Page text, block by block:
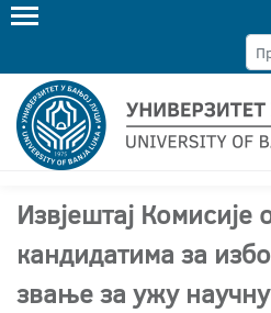
Извјештај
кандидатима за
звање за ужу